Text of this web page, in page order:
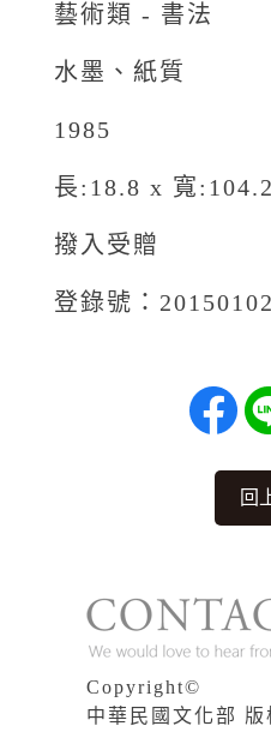
藝術類 - 書法
水墨、紙質
1985
長:18.8 x 寬
撥入受贈
登錄號：
回
Copyright©
中華民國文化部 版